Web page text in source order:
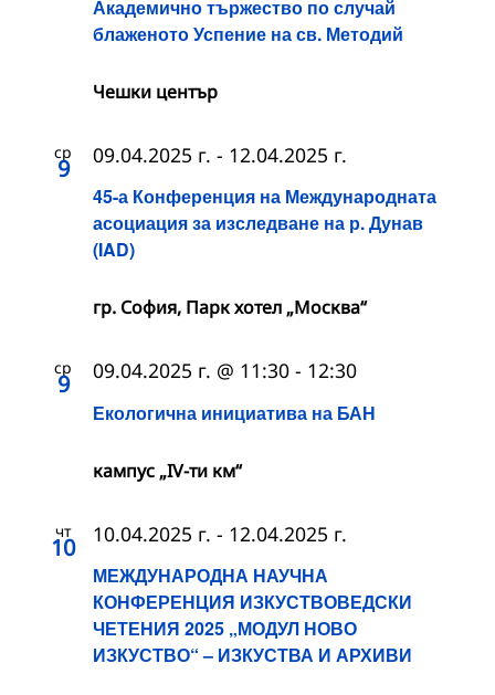
Академично тържество по случай
блаженото Успение на св. Методий
Чешки център
ср
9
45-а Конференция на Международната
асоциация за изследване на р. Дунав
(IAD)
09.04.2025 г. - 12.04.2025 г.
гр. София, Парк хотел „Москва“
ср
9
Екологична инициатива на БАН
09.04.2025 г. @ 11:30 - 12:30
кампус „IV-ти км“
чт
10
МЕЖДУНАРОДНА НАУЧНА
КОНФЕРЕНЦИЯ ИЗКУСТВОВЕДСКИ
ЧЕТЕНИЯ 2025 „МОДУЛ НОВО
ИЗКУСТВО“ – ИЗКУСТВА И АРХИВИ
10.04.2025 г. - 12.04.2025 г.